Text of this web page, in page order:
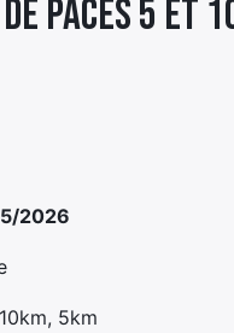
Paces 5 Et
2026
5km
de Élément